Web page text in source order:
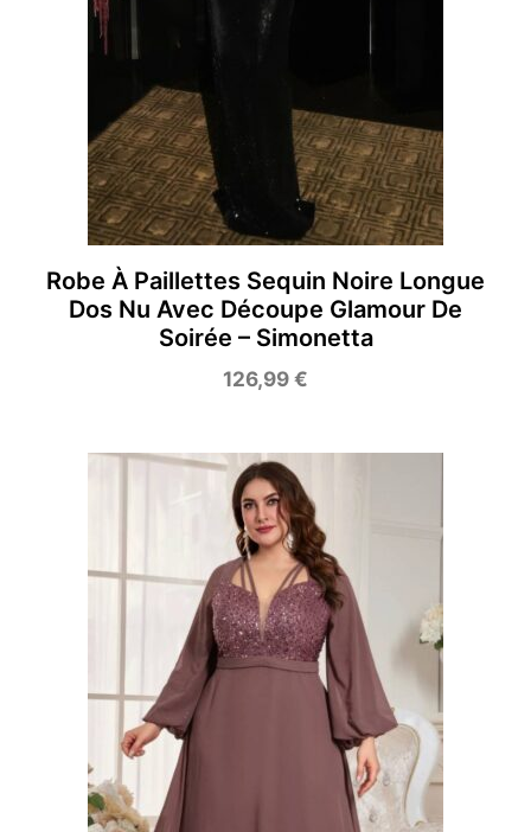
Robe À Paillettes Sequin Noire Longue
Dos Nu Avec Découpe Glamour De
Soirée – Simonetta
126,99€